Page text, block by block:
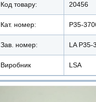
Код товару: 20456
Кат. номер: Р35-
Зав. номер: LA P35-
Виробник LSA